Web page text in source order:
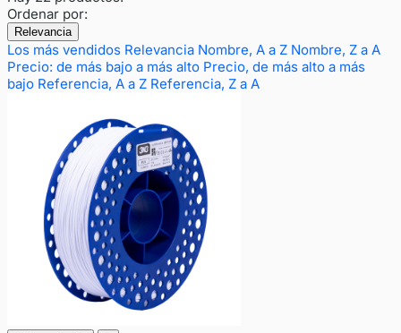
Ordenar por:
Relevancia
Los más vendidos Relevancia Nombre, A a Z Nombre, Z a A
Precio: de más bajo a más alto Precio, de más alto a más
bajo Referencia, A a Z Referencia, Z a A